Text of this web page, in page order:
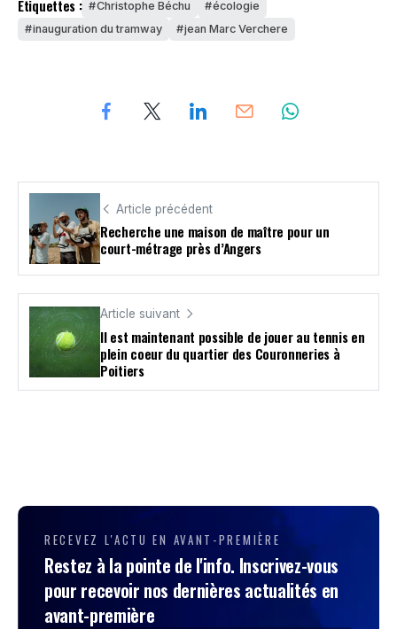
Étiquettes : Christophe Béchu
écologie
inauguration du tramway
jean Marc Verchere
Article précédent
Recherche une maison de maître pour un
court-métrage près d’Angers
Article suivant
Il est maintenant possible de jouer au tennis en
plein coeur du quartier des Couronneries à
Poitiers
RECEVEZ L'ACTU EN AVANT-PREMIÈRE
Restez à la pointe de l'info. Inscrivez-vous
pour recevoir nos dernières actualités en
avant-première